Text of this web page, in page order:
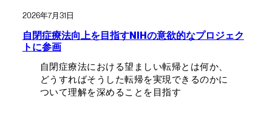
2026年7月31日
自閉症療法向上を目指すNIHの意欲的なプロジェク
トに参画
自閉症療法における望ましい転帰とは何か、
どうすればそうした転帰を実現できるのかに
ついて理解を深めることを目指す